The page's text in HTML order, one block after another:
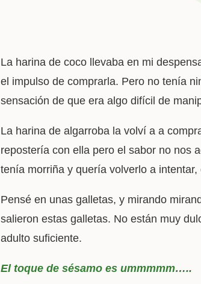
La harina de coco llevaba en mi
el impulso de comprarla. Pero no tenía
sensación de que era algo difícil de
La harina de algarroba la volví a a
repostería con ella pero el sabor no nos
tenía morriña y quería volverlo a intentar,
Pensé en unas galletas, y mirando
salieron estas galletas. No están muy
adulto suficiente.
El toque de sésamo es ummmmm…..